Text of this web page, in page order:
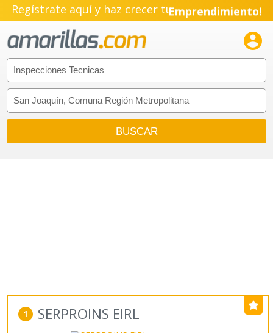
Regístrate aquí y haz crecer tuEmprendimiento!

1 SERPROINS EIRL